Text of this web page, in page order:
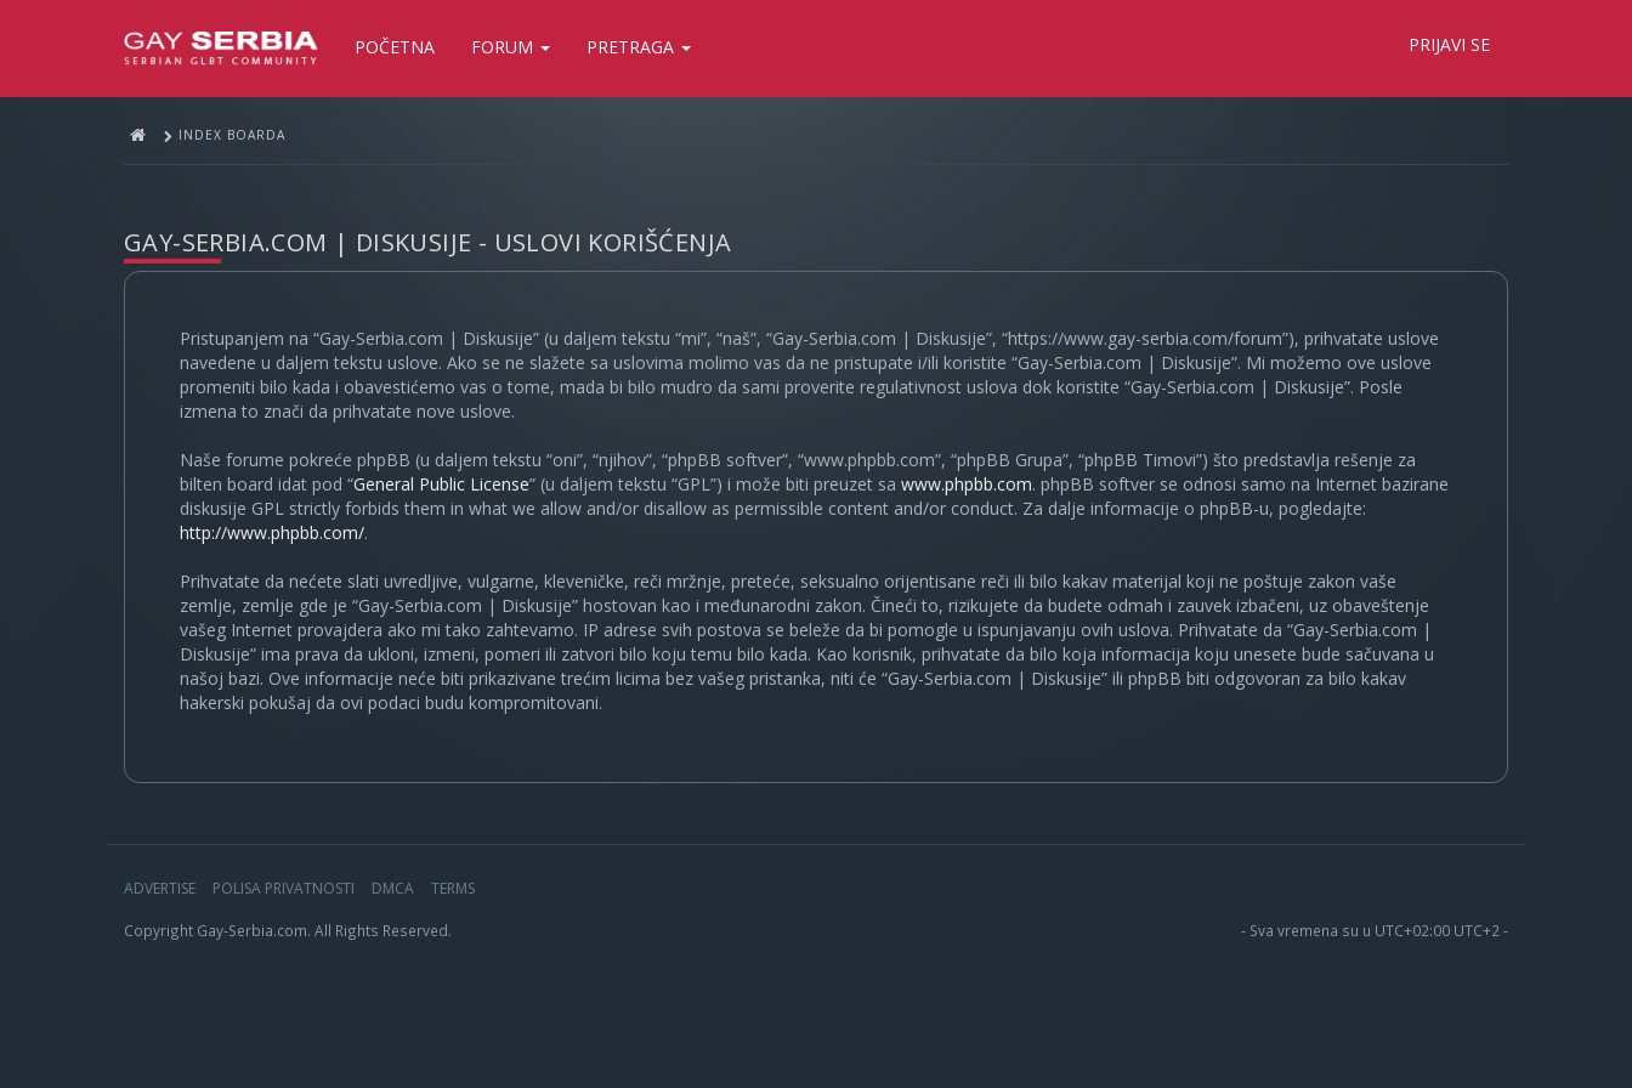
POČETNA FORUM PRETRAGA PRIJAVI SE
INDEX BOARDA
GAY-SERBIA.COM | DISKUSIJE - USLOVI KORIŠĆENJA
Pristupanjem na “Gay-Serbia.com | Diskusije” (u daljem tekstu “mi”, “naš”, “Gay-Serbia.com | Diskusije”, “https://www.gay-serbia.com/forum”), prihvatate uslove
navedene u daljem tekstu uslove. Ako se ne slažete sa uslovima molimo vas da ne pristupate i/ili koristite “Gay-Serbia.com | Diskusije”. Mi možemo ove uslove
promeniti bilo kada i obavestićemo vas o tome, mada bi bilo mudro da sami proverite regulativnost uslova dok koristite “Gay-Serbia.com | Diskusije”. Posle
izmena to znači da prihvatate nove uslove.
Naše forume pokreće phpBB (u daljem tekstu “oni”, “njihov”, “phpBB softver”, “www.phpbb.com”, “phpBB Grupa”, “phpBB Timovi”) što predstavlja rešenje za
bilten board idat pod “General Public License” (u daljem tekstu “GPL”) i može biti preuzet sa www.phpbb.com. phpBB softver se odnosi samo na Internet bazirane
diskusije GPL strictly forbids them in what we allow and/or disallow as permissible content and/or conduct. Za dalje informacije o phpBB-u, pogledajte:
http://www.phpbb.com/.
Prihvatate da nećete slati uvredljive, vulgarne, kleveničke, reči mržnje, preteće, seksualno orijentisane reči ili bilo kakav materijal koji ne poštuje zakon vaše
zemlje, zemlje gde je “Gay-Serbia.com | Diskusije” hostovan kao i međunarodni zakon. Čineći to, rizikujete da budete odmah i zauvek izbačeni, uz obaveštenje
vašeg Internet provajdera ako mi tako zahtevamo. IP adrese svih postova se beleže da bi pomogle u ispunjavanju ovih uslova. Prihvatate da “Gay-Serbia.com |
Diskusije” ima prava da ukloni, izmeni, pomeri ili zatvori bilo koju temu bilo kada. Kao korisnik, prihvatate da bilo koja informacija koju unesete bude sačuvana u
našoj bazi. Ove informacije neće biti prikazivane trećim licima bez vašeg pristanka, niti će “Gay-Serbia.com | Diskusije” ili phpBB biti odgovoran za bilo kakav
hakerski pokušaj da ovi podaci budu kompromitovani.
ADVERTISE POLISA PRIVATNOSTI DMCA TERMS
Copyright Gay-Serbia.com. All Rights Reserved. - Sva vremena su u UTC+02:00 UTC+2 -